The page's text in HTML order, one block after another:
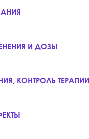
И ДОЗЫ
КОНТРОЛЬ ТЕРАПИИ